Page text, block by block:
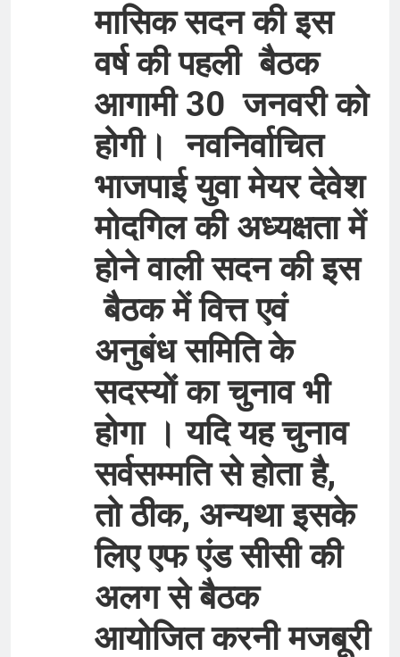
मासिक सदन की इस
वर्ष की पहली बैठक
आगामी 30 जनवरी को
होगी। नवनिर्वाचित
भाजपाई युवा मेयर देवेश
मोदगिल की अध्यक्षता में
होने वाली सदन की इस
बैठक में वित्त एवं
अनुबंध समिति के
सदस्यों का चुनाव भी
होगा । यदि यह चुनाव
सर्वसम्मति से होता है,
तो ठीक, अन्यथा इसके
लिए एफ एंड सीसी की
अलग से बैठक
आयोजित करनी मजबूरी